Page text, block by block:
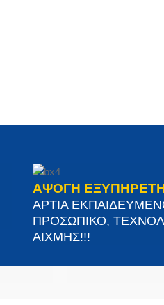
ΑΨΟΓΗ
ΑΡΤΙΑ
ΠΡΟΣΩΠΙΚΟ,
ΑΙΧΜΗΣ!!!